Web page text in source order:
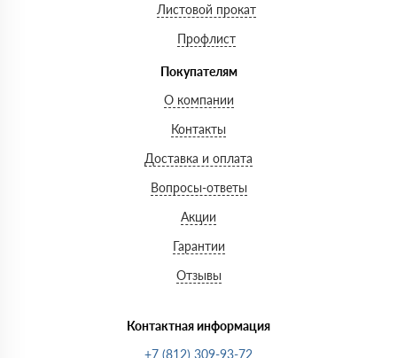
Листовой прокат
Профлист
Покупателям
О компании
Контакты
Доставка и оплата
Вопросы-ответы
Акции
Гарантии
Отзывы
Контактная информация
+7 (812) 309-93-72